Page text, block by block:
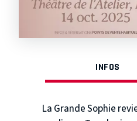
INFOS
La Grande Sophie